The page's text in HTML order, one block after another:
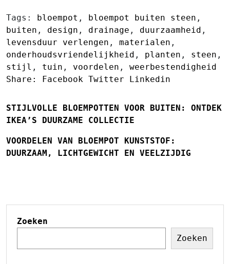
Tags: bloempot , bloempot buiten steen ,
buiten , design , drainage , duurzaamheid ,
levensduur verlengen , materialen ,
onderhoudsvriendelijkheid , planten , steen ,
stijl , tuin , voordelen , weerbestendigheid
Share:
Facebook Twitter Linkedin
STIJLVOLLE BLOEMPOTTEN VOOR BUITEN: ONTDEK
IKEA’S DUURZAME COLLECTIE
VOORDELEN VAN BLOEMPOT KUNSTSTOF:
DUURZAAM, LICHTGEWICHT EN VEELZIJDIG
Zoeken
Zoeken